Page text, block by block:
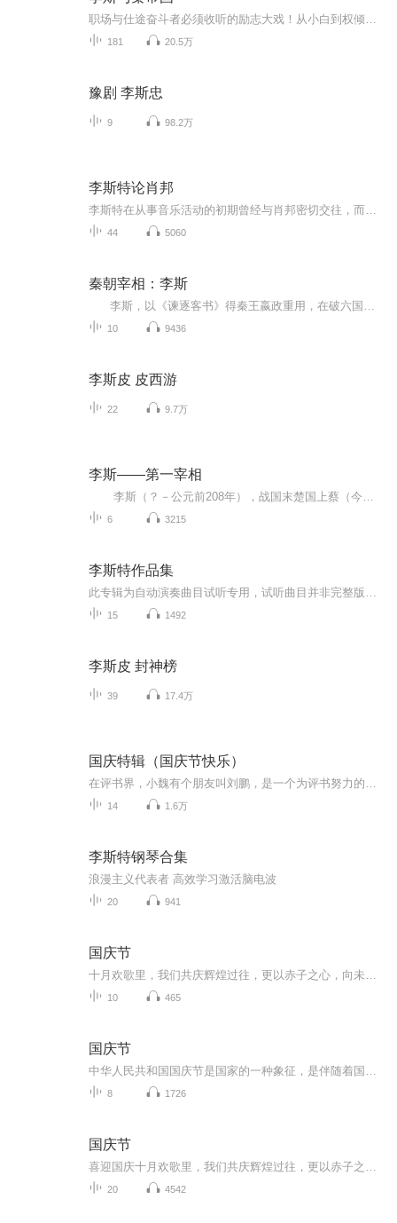
181 20.5万
豫剧 李斯忠
9 98.2万
李斯特论肖邦
44 5060
秦朝宰相：李斯
10 9436
李斯皮 皮西游
22 9.7万
李斯——第一宰相
6 3215
李斯特作品集
15 1492
李斯皮 封神榜
39 17.4万
国庆特辑（国庆节快乐）
14 1.6万
李斯特钢琴合集
浪漫主义代表者 高效学习激活脑电波
20 941
国庆节
10 465
国庆节
8 1726
国庆节
20 4542